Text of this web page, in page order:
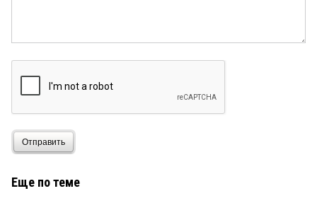
Отправить
Еще по теме